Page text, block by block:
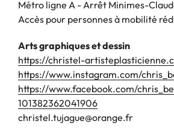
Métro ligne A - Arrêt Minimes-
Accès pour personnes à mobilité
Arts graphiques et dessin
https://christel-
https://www.instagram.com/
https://www.facebook.com/
101382362041906
christel.tujague@orange.fr